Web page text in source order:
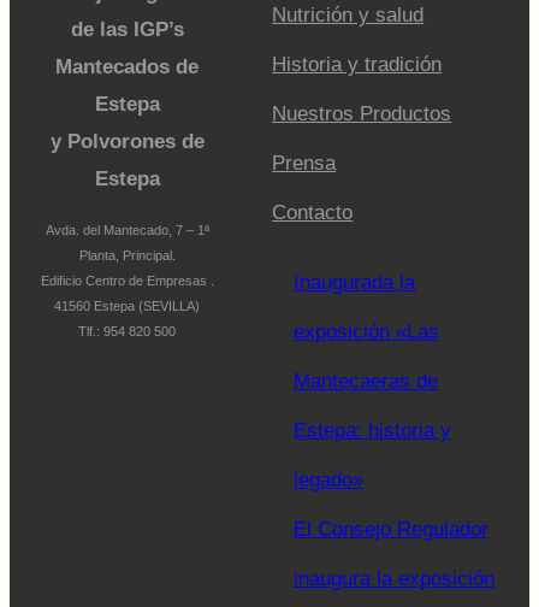
de las IGP’s
Mantecados de
Estepa
y Polvorones de
Estepa
Avda. del Mantecado, 7 – 1ª
Planta, Principal.
Edificio Centro de Empresas .
41560 Estepa (SEVILLA)
Tlf.: 954 820 500
Nutrición y salud
Historia y tradición
Nuestros Productos
Prensa
Contacto
Inaugurada la
exposición «Las
Mantecaeras de
Estepa: historia y
legado»
El Consejo Regulador
inaugura la exposición